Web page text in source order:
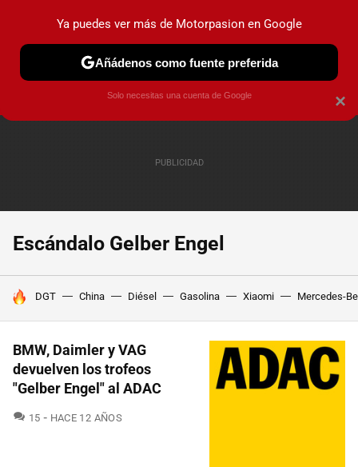
PRUEBAS COCHES ELÉCTRICOS OBSERVATORIO
Escándalo Gelber Engel
HOY SE HABLA DE
DGT China Diésel Gasolina Xiaomi Mercedes-
BMW, Daimler y VAG
devuelven los trofeos
"Gelber Engel" al ADAC
15 COMENTARIOS
HACE 12 AÑOS
×
Ya puedes ver más de Motorpasion en Google
Añádenos como fuente preferida
Solo necesitas una cuenta de Google